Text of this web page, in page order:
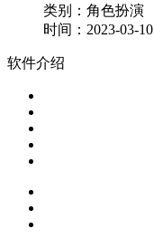
类别：角色扮演
时间：2023-03-10
软件介绍